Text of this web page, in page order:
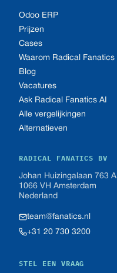
Odoo ERP
Prijzen
Cases
Waarom Radical Fanatics
Blog
Vacatures
Ask Radical Fanatics AI
Alle vergelijkingen
Alternatieven
RADICAL FANATICS BV
Johan Huizingalaan 763 A
1066 VH Amsterdam
Nederland
team@fanatics.nl
+31 20 730 3200
STEL EEN VRAAG